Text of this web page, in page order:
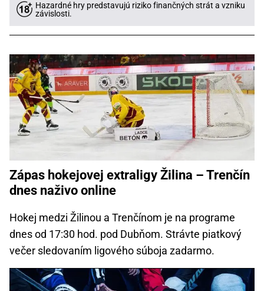
Hazardné hry predstavujú riziko finančných strát a vzniku
závislosti.
Zápas hokejovej extraligy Žilina – Trenčín
dnes naživo online
Hokej medzi Žilinou a Trenčínom je na programe
dnes od 17:30 hod. pod Dubňom. Strávte piatkový
večer sledovaním ligového súboja zadarmo.